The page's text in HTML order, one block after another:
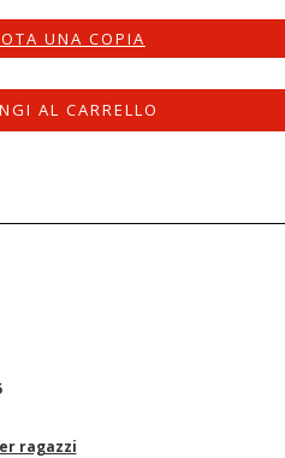
UNA COPIA
AL CARRELLO
ragazzi